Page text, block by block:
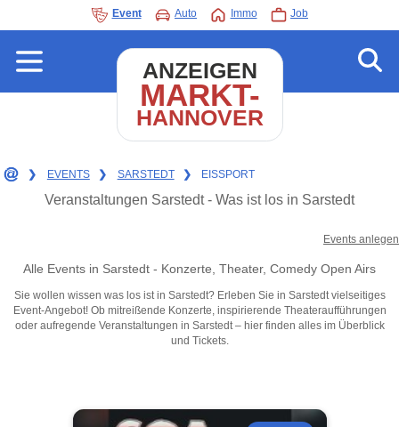
Event Auto Immo Job
ANZEIGEN
MARKT-
HANNOVER
❯ EVENTS ❯ SARSTEDT ❯ EISSPORT
Veranstaltungen Sarstedt - Was ist los in Sarstedt
Events anlegen
Alle Events in Sarstedt - Konzerte, Theater, Comedy Open Airs
Sie wollen wissen was los ist in Sarstedt? Erleben Sie in Sarstedt vielseitiges
Event-Angebot! Ob mitreißende Konzerte, inspirierende Theateraufführungen
oder aufregende Veranstaltungen in Sarstedt – hier finden alles im Überblick
und Tickets.